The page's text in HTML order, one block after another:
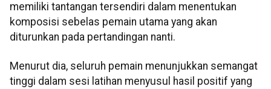
memiliki tantangan tersendiri dalam menentukan
komposisi sebelas pemain utama yang akan
diturunkan pada pertandingan nanti.
Menurut dia, seluruh pemain menunjukkan semangat
tinggi dalam sesi latihan menyusul hasil positif yang